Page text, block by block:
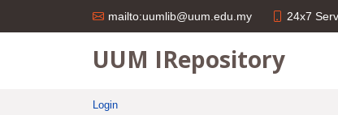
mailto:uumlib@uum.edu.my 24x7
UUM IRepository
Login